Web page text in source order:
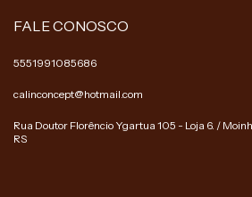
FALE CONOSCO
5551991085686
calinconcept@hotmail.com
Rua Doutor Florêncio Ygartua 105 - Loja 6. /
RS